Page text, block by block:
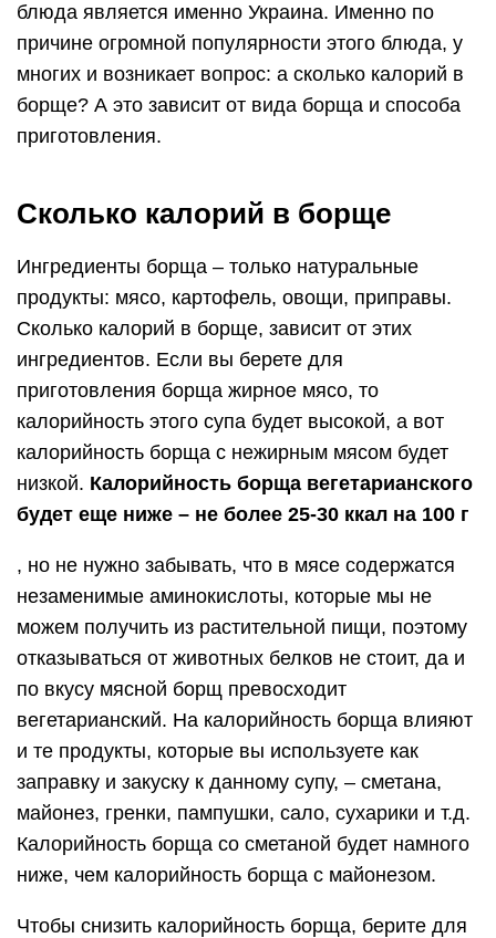
блюда является именно Украина. Именно по
причине огромной популярности этого блюда, у
многих и возникает вопрос: а сколько калорий в
борще? А это зависит от вида борща и способа
приготовления.
Сколько калорий в борще
Ингредиенты борща – только натуральные
продукты: мясо, картофель, овощи, приправы.
Сколько калорий в борще, зависит от этих
ингредиентов. Если вы берете для
приготовления борща жирное мясо, то
калорийность этого супа будет высокой, а вот
калорийность борща с нежирным мясом будет
низкой. Калорийность борща вегетарианского
будет еще ниже – не более 25-30 ккал на 100 г
, но не нужно забывать, что в мясе содержатся
незаменимые аминокислоты, которые мы не
можем получить из растительной пищи, поэтому
отказываться от животных белков не стоит, да и
по вкусу мясной борщ превосходит
вегетарианский. На калорийность борща влияют
и те продукты, которые вы используете как
заправку и закуску к данному супу, – сметана,
майонез, гренки, пампушки, сало, сухарики и т.д.
Калорийность борща со сметаной будет намного
ниже, чем калорийность борща с майонезом.
Чтобы снизить калорийность борща, берите для